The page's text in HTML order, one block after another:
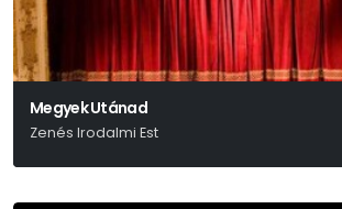
Megyek Utánad
Zenés Irodalmi Est